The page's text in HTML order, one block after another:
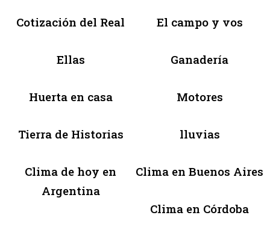
Cotización del Real El campo y vos
Ellas Ganadería
Huerta en casa Motores
Tierra de Historias lluvias
Clima de hoy en
Argentina
Clima en Buenos Aires
Clima en Córdoba